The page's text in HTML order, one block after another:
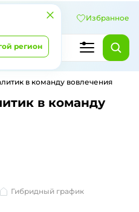
регион
Избранное
в команду вовлечения
в команду
Гибридный график